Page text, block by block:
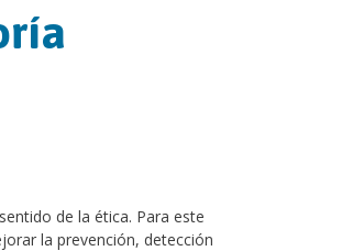
de la ética. Para este
la prevención, detección